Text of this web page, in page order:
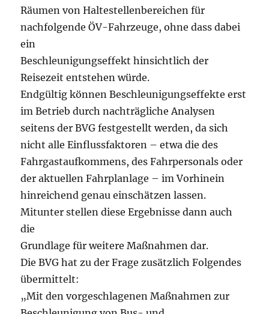
Räumen von Haltestellenbereichen für
nachfolgende ÖV-Fahrzeuge, ohne dass dabei
ein
Beschleunigungseffekt hinsichtlich der
Reisezeit entstehen würde.
Endgültig können Beschleunigungseffekte erst
im Betrieb durch nachträgliche Analysen
seitens der BVG festgestellt werden, da sich
nicht alle Einflussfaktoren – etwa die des
Fahrgastaufkommens, des Fahrpersonals oder
der aktuellen Fahrplanlage – im Vorhinein
hinreichend genau einschätzen lassen.
Mitunter stellen diese Ergebnisse dann auch
die
Grundlage für weitere Maßnahmen dar.
Die BVG hat zu der Frage zusätzlich Folgendes
übermittelt:
„Mit den vorgeschlagenen Maßnahmen zur